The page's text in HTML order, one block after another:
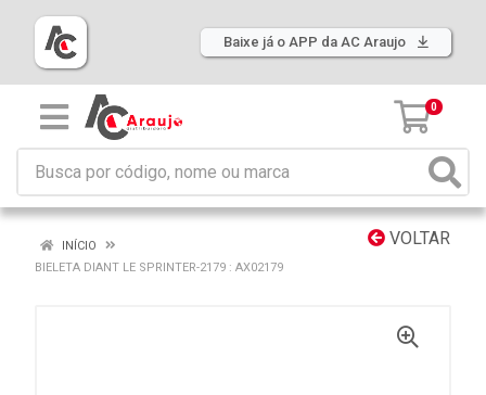
Baixe já o APP da AC Araujo
0
VOLTAR
INÍCIO
BIELETA DIANT LE SPRINTER-2179 : AX02179